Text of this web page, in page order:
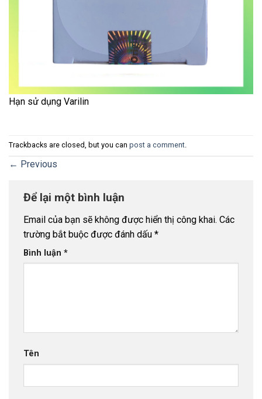
Hạn sử dụng Varilin
Trackbacks are closed, but you can post a comment.
← Previous
Để lại một bình luận
Email của bạn sẽ không được hiển thị công khai. Các
trường bắt buộc được đánh dấu *
Bình luận *
Tên